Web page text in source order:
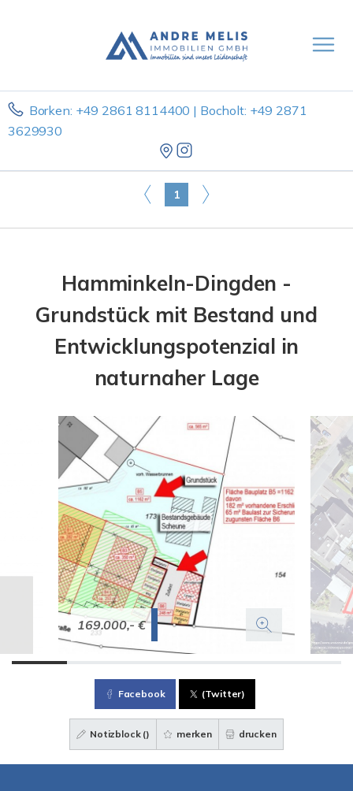
Borken: +49 2861 8114400 | Bocholt: +49 2871
3629930
1
Hamminkeln-Dingden -
Grundstück mit Bestand und
Entwicklungspotenzial in
naturnaher Lage
169.000,- €
Facebook (Twitter)
Notizblock () merken drucken